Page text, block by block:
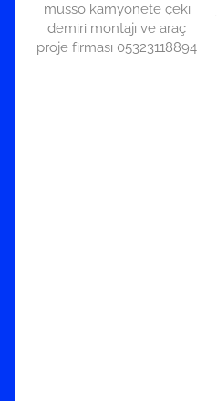
musso kamyonete çeki
demiri montajı ve araç
proje firması 05323118894